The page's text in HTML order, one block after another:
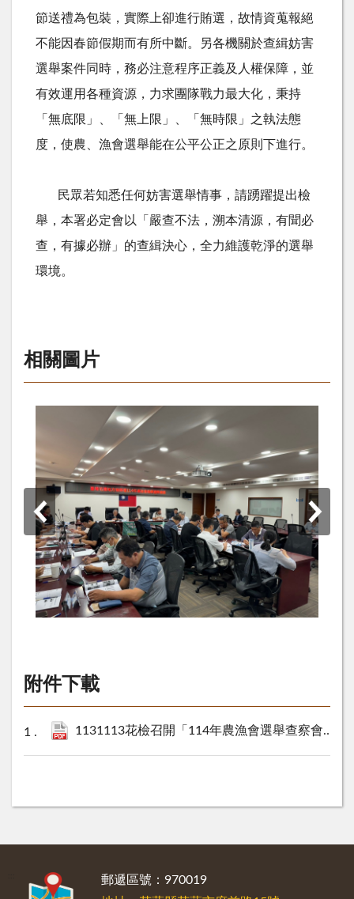
節送禮為包裝，實際上卻進行賄選，故情資蒐報絕
不能因春節假期而有所中斷。另各機關於查緝妨害
選舉案件同時，務必注意程序正義及人權保障，並
有效運用各種資源，力求團隊戰力最大化，秉持
「無底限」、「無上限」、「無時限」之執法態
度，使農、漁會選舉能在公平公正之原則下進行。
民眾若知悉任何妨害選舉情事，請踴躍提出檢
舉，本署必定會以「嚴查不法，溯本清源，有聞必
查，有據必辦」的查緝決心，全力維護乾淨的選舉
環境。
相關圖片
附件下載
1131113花檢召開「114年農漁會選舉查察會議」新聞稿.pdf
郵遞區號：970019